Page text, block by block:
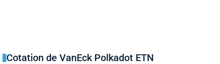
Cotation de VanEck Polkadot ETN